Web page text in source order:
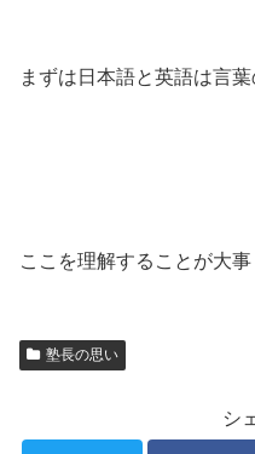
まずは日本語と英語は言
ここを理解することが大事
塾長の思い
シ